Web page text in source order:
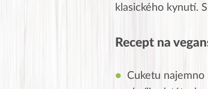
klasického kynutí.
Recept na
Cuketu